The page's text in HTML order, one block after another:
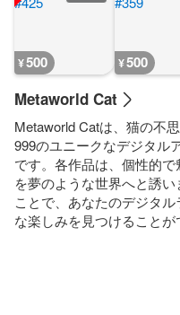
¥500 ¥500
Metaworld Cat
Metaworld Catは、猫の不
999のユニークなデジタル
です。各作品は、個性的
を夢のような世界へと誘
ことで、あなたのデジタ
な楽しみを見つけることが